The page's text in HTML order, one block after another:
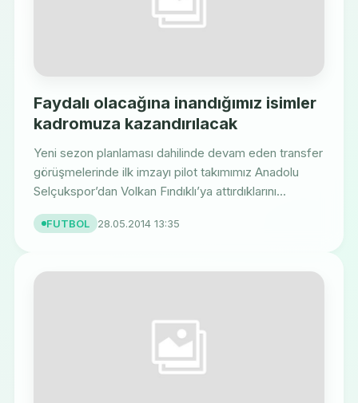
Faydalı olacağına inandığımız isimler
kadromuza kazandırılacak
Yeni sezon planlaması dahilinde devam eden transfer
görüşmelerinde ilk imzayı pilot takımımız Anadolu
Selçukspor’dan Volkan Fındıklı’ya attırdıklarını...
FUTBOL 28.05.2014 13:35